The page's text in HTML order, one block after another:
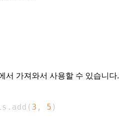
서 가져와서 사용할 수 있습니다.
. add ( 3 , 5 )